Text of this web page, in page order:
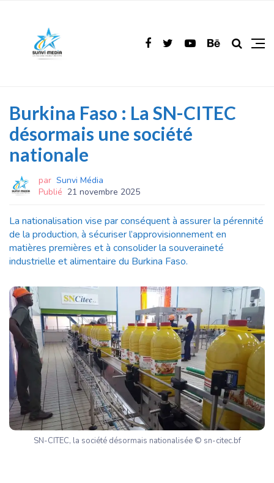
Burkina Faso : La SN-CITEC
désormais une société
nationale
par Sunvi Média
Publié 21 novembre 2025
La nationalisation vise par conséquent à assurer la pérennité
de la production, à sécuriser l’approvisionnement en
matières premières et à consolider la souveraineté
industrielle et alimentaire du Burkina Faso.
SN-CITEC, la société désormais nationalisée © sn-citec.bf